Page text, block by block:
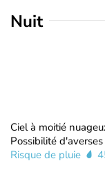
Nuit
Ciel à moitié
Possibilité
Risque de pluie